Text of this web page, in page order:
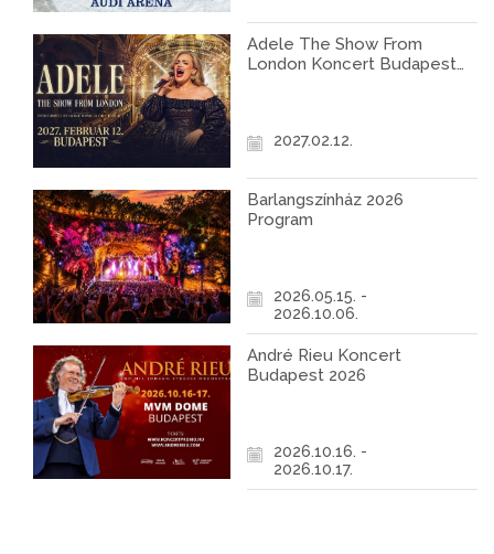
Adele The Show From
London Koncert Budapest
2027.02.12.
Barlangszínház 2026
Program
2026.05.15. -
2026.10.06.
André Rieu Koncert
Budapest 2026
2026.10.16. -
2026.10.17.